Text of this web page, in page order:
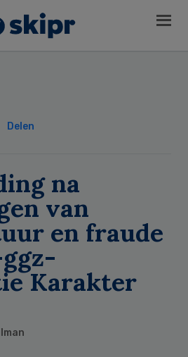
Delen
na
van
en fraude
Karakter